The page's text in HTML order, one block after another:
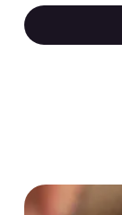
2
of